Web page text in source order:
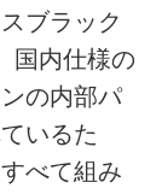
ブラック
国内仕様の
の内部パ
いるた
べて組み